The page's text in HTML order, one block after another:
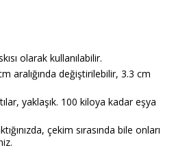
olarak kullanılabilir.
aralığında değiştirilebilir, 3.3 cm
yaklaşık. 100 kiloya kadar eşya
çekim sırasında bile onları